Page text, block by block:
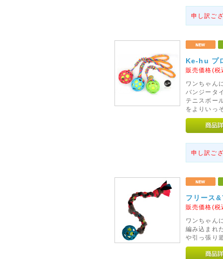
申し訳ご
Ke-hu プ
販売価格(
ワンちゃん
バンジータ
テニスボー
をよりいっ
申し訳ご
フリース
販売価格(
ワンちゃん
編み込まれ
や引っ張り